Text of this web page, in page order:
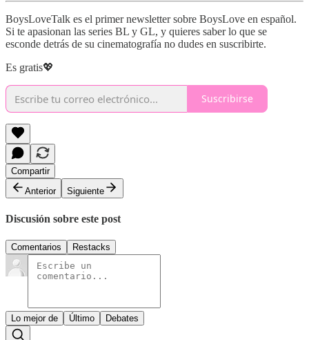
BoysLoveTalk es el primer newsletter sobre BoysLove en español.
Si te apasionan las series BL y GL, y quieres saber lo que se
esconde detrás de su cinematografía no dudes en suscribirte.
Es gratis💖
Suscribirse
Compartir
Anterior
Siguiente
Discusión sobre este post
Comentarios Restacks
Lo mejor de Último Debates